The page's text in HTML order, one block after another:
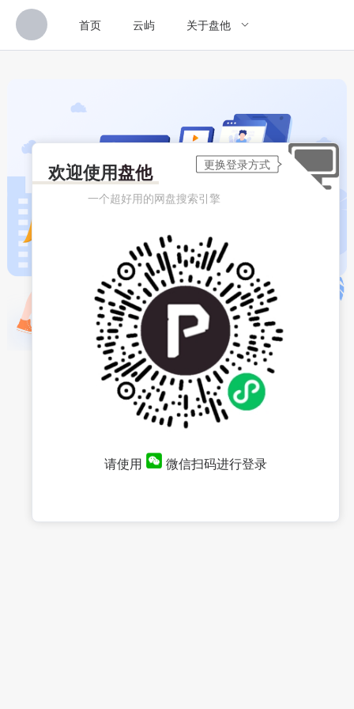
首页 云屿 关于盘他
欢迎使用盘他
一个超好用的网盘搜索引擎
请使用 微信扫码进行登录